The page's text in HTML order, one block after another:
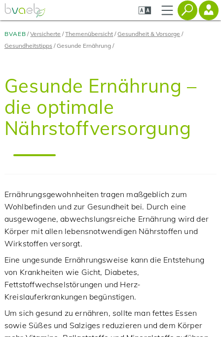
Zum
Seiteninhalt
springen
Zur
Navigation
springen
Zur
Mobilen
Navigation
BVAEB Versicherte Themenübersicht
Gesundheit & Vorsorge
Gesundheitstipps
Gesunde Ernährung
Gesunde Ernährung –
die optimale
Nährstoffversorgung
Ernährungsgewohnheiten tragen maßgeblich zum
Wohlbefinden und zur Gesundheit bei. Durch eine
ausgewogene, abwechslungsreiche Ernährung wird der
Körper mit allen lebensnotwendigen Nährstoffen und
Wirkstoffen versorgt.
Eine ungesunde Ernährungsweise kann die Entstehung
von Krankheiten wie Gicht, Diabetes,
Fettstoffwechselstörungen und Herz-
Kreislauferkrankungen begünstigen.
Um sich gesund zu ernähren, sollte man fettes Essen
sowie Süßes und Salziges reduzieren und dem Körper